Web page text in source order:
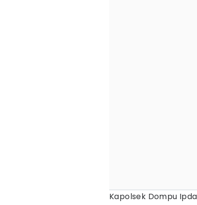
Kapolsek Dompu